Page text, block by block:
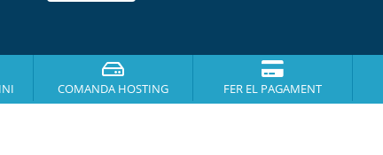
COMANDA HOSTING FER EL PAGAMENT